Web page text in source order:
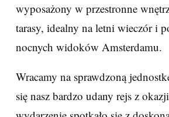
wyposażony w przestronne
tarasy, idealny na letni wieczór i
nocnych widoków Amsterdamu.
Wracamy na sprawdzoną
się nasz bardzo udany rejs z